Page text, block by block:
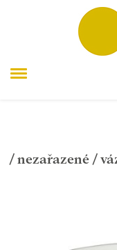
/ nezařazené /